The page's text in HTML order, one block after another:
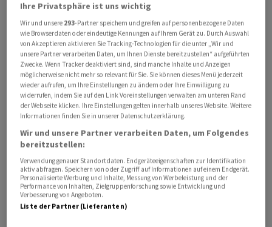
Leitindex der Eurozone legte um 0,1 Prozent zu.
Impulse dürften am Montag eher rar bleiben: Die
Agenda gibt in Deutschland wenig her. Zudem wird in
New York wegen eines Feiertags nicht gehandelt.
Der Dax steht mittlerweile wieder so hoch wie kurz vor
der russischen Invasion in der Ukraine Ende Februar
2022. Der deutliche Kurszuwachs seit Jahresbeginn von
aktuell 8,5 Prozent birgt aber auch Gefahren. Das Risiko
einer Korrektur steige, wenn es innerhalb kurzer Zeit zu
einem derartigen Anstieg kommt, schrieben die
Experten der Helaba in ihrem Tagesausblick. Ausserdem
sei bereits viel Positives in den Kursen enthalten. Zwar
würden die Konjunktursorgen kleiner und es werde auf
Ihre Privatsphäre ist uns wichtig
Wir und unsere 293-Partner speichern und greifen auf personenbezogene Daten
wie Browserdaten oder eindeutige Kennungen auf Ihrem Gerät zu. Durch Auswahl
von Akzeptieren aktivieren Sie Tracking-Technologien für die unter „Wir und
unsere Partner verarbeiten Daten, um Ihnen Dienste bereitzustellen“ aufgeführten
Zwecke. Wenn Tracker deaktiviert sind, sind manche Inhalte und Anzeigen
möglicherweise nicht mehr so relevant für Sie. Sie können dieses Menü jederzeit
wieder aufrufen, um Ihre Einstellungen zu ändern oder Ihre Einwilligung zu
widerrufen, indem Sie auf den Link Voreinstellungen verwalten am unteren Rand
der Webseite klicken. Ihre Einstellungen gelten innerhalb unseres Website. Weitere
Informationen finden Sie in unserer Datenschutzerklärung.
Wir und unsere Partner verarbeiten Daten, um Folgendes
bereitzustellen:
Verwendung genauer Standortdaten. Endgeräteeigenschaften zur Identifikation
aktiv abfragen. Speichern von oder Zugriff auf Informationen auf einem Endgerät.
Personalisierte Werbung und Inhalte, Messung von Werbeleistung und der
Performance von Inhalten, Zielgruppenforschung sowie Entwicklung und
Verbesserung von Angeboten.
Liste der Partner (Lieferanten)